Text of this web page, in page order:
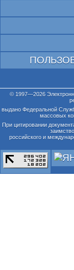
© 1997—2026
выдано Федеральной
массовых
При цитировании
российского и